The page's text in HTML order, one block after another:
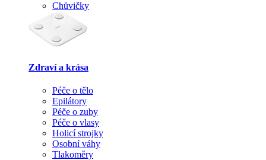
Chůvičky
Zdraví a krása
Péče o tělo
Epilátory
Péče o zuby
Péče o vlasy
Holicí strojky
Osobní váhy
Tlakoměry